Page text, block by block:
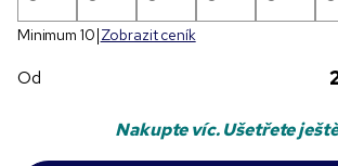
Minimum 10 Zobrazit ceník
Od
Nakupte víc. Ušetřete